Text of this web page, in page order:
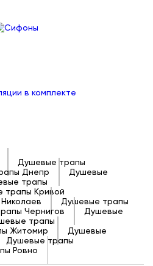
Душевые трапы
Днепр
Душевые
трапы
трапы Кривой
Душевые трапы
Чернигов
Душевые
трапы
Житомир
Душевые
Душевые трапы
Ровно